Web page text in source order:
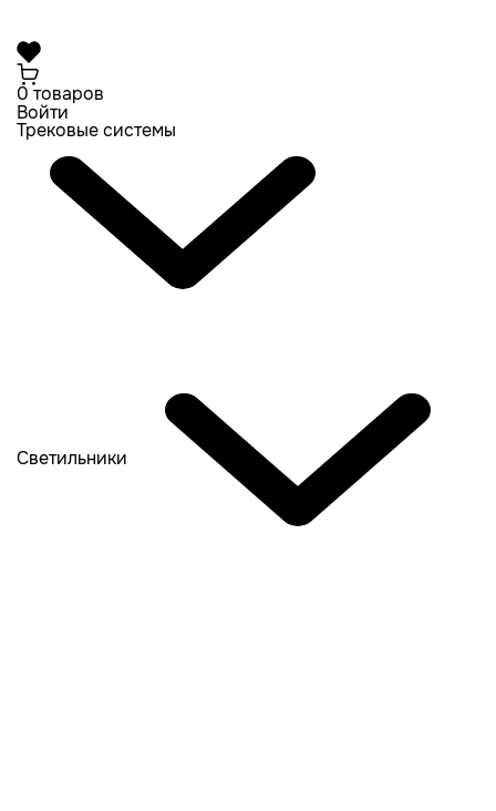
0 товаров
Войти
Трековые системы
Светильники